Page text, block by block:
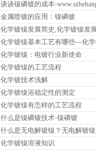
谈谈镍磷镀的成本-
金属喷镀的应用：镍磷镀
化学镀镍发展简史,化学镀镍发
化学镀镍基本工艺有哪些—化
化学镀镍：电镀行业新使命
化学镀镍的工艺流程
化学镀技术浅解
化学镀镍浴稳定性的测定
化学镀镍有怎样的工艺流程
什么是镍磷镀技术-镍磷镀
什么是无电解镀镍？无电解镀
化学镀镍溶液知识